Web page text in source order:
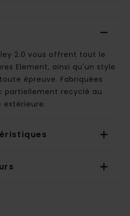
2.0 vous offrent tout le
Element, ainsi qu'un style
épreuve. Fabriquées
partiellement recyclé au
extérieure.